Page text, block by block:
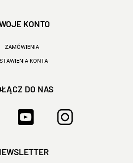
KONTO
ZAMÓWIENIA
KONTA
DO NAS